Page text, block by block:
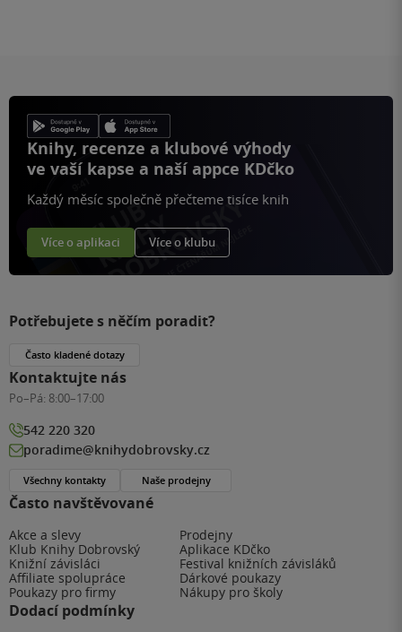
Knihy, recenze a klubové výhody
ve vaší kapse a naší appce KDčko
Každý měsíc společně přečteme tisíce knih
Více o aplikaci Více o klubu
Často navštěvované
Akce a slevy
Prodejny
Klub Knihy Dobrovský
Aplikace KDčko
Knižní závisláci
Festival knižních závisláků
Affiliate spolupráce
Dárkové poukazy
Poukazy pro firmy
Nákupy pro školy
Dodací podmínky
Potřebujete s něčím poradit?
Často kladené dotazy
Kontaktujte nás
Po–Pá: 8:00–17:00
542 220 320
poradime@knihydobrovsky.cz
Všechny kontakty Naše prodejny